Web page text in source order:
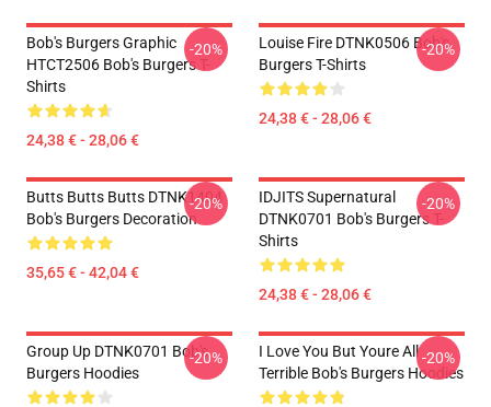
Bob's Burgers Graphic
HTCT2506 Bob's Burgers T-
Shirts
24,38 € - 28,06 €
-20%
Louise Fire DTNK0506 Bob's
Burgers T-Shirts
24,38 € - 28,06 €
-20%
Butts Butts Butts DTNK1404
Bob's Burgers Decoration
35,65 € - 42,04 €
-20%
IDJITS Supernatural
DTNK0701 Bob's Burgers T-
Shirts
24,38 € - 28,06 €
-20%
Group Up DTNK0701 Bob's
Burgers Hoodies
-20%
I Love You But Youre All
Terrible Bob's Burgers Hoodies
-20%